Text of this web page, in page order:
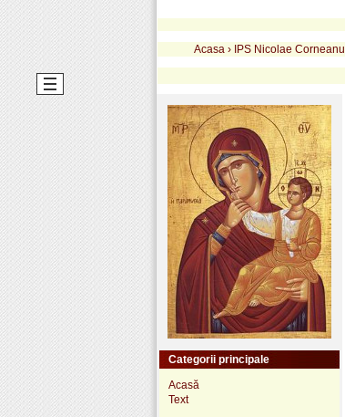
Acasa › IPS Nicolae Corneanu
Categorii principale
Acasă
Text